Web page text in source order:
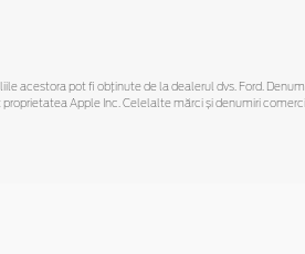
acestora pot fi obținute de la dealerul dvs. Ford.
Apple Inc. Celelalte mărci și denumiri